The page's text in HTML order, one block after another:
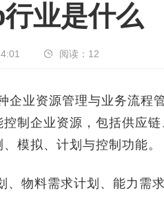
业是什么
阅读： 12
业资源管理与业务流程
制企业资源，包括供应
模拟、计划与控制功能。
物料需求计划、能力需求